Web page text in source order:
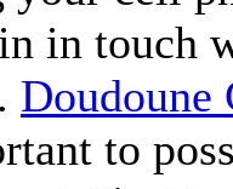
in touch
Doudoune
to